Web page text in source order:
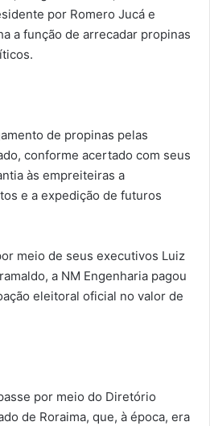
por Romero Jucá e
a função de arrecadar propinas
de propinas pelas
conforme acertado com seus
às empreiteiras a
e a expedição de futuros
meio de seus executivos Luiz
a NM Engenharia pagou
eleitoral oficial no valor de
por meio do Diretório
de Roraima, que, à época, era